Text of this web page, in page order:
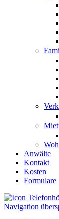
Anwälte
Kontakt
Kosten
Formulare
Navigation